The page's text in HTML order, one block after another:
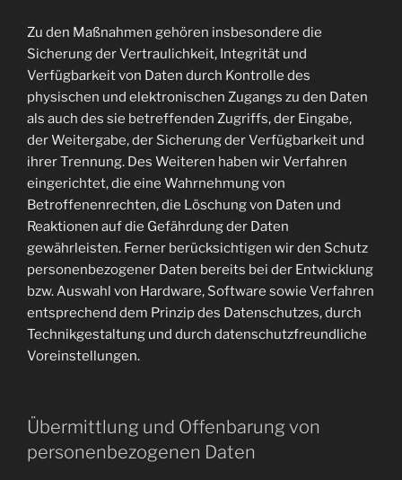
Zu den Maßnahmen gehören insbesondere die
Sicherung der Vertraulichkeit, Integrität und
Verfügbarkeit von Daten durch Kontrolle des
physischen und elektronischen Zugangs zu den Daten
als auch des sie betreffenden Zugriffs, der Eingabe,
der Weitergabe, der Sicherung der Verfügbarkeit und
ihrer Trennung. Des Weiteren haben wir Verfahren
eingerichtet, die eine Wahrnehmung von
Betroffenenrechten, die Löschung von Daten und
Reaktionen auf die Gefährdung der Daten
gewährleisten. Ferner berücksichtigen wir den Schutz
personenbezogener Daten bereits bei der Entwicklung
bzw. Auswahl von Hardware, Software sowie Verfahren
entsprechend dem Prinzip des Datenschutzes, durch
Technikgestaltung und durch datenschutzfreundliche
Voreinstellungen.
Übermittlung und Offenbarung von
personenbezogenen Daten